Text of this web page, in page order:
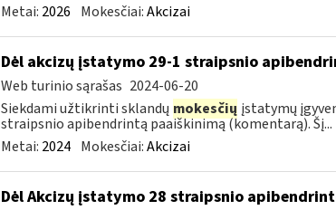
Metai: 2026 Mokesčiai:Akcizai
Dėl akcizų įstatymo 29-1 straipsnio
Web turinio sąrašas 2024-06-20
Siekdami užtikrinti sklandų mokesčių įstatymų
straipsnio apibendrintą paaiškinimą (komentarą). Šį...
Metai: 2024 Mokesčiai:Akcizai
Dėl Akcizų įstatymo 28 straipsnio